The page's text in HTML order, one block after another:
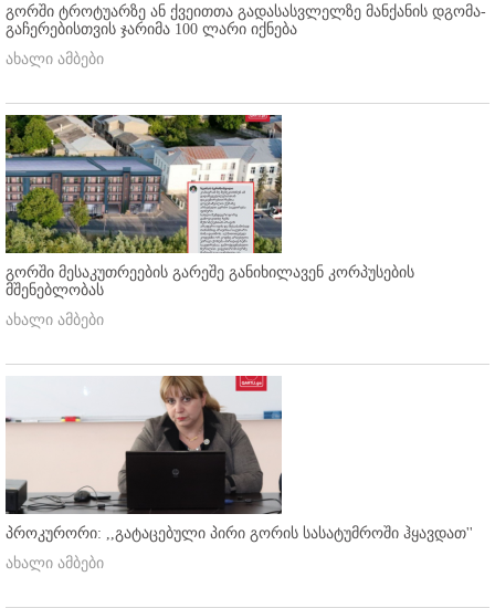
გორში ტროტუარზე ან ქვეითთა გადასასვლელზე მანქანის დგომა-
გაჩერებისთვის ჯარიმა 100 ლარი იქნება
ახალი ამბები
გორში მესაკუთრეების გარეშე განიხილავენ კორპუსების
მშენებლობას
ახალი ამბები
პროკურორი: ,,გატაცებული პირი გორის სასატუმროში ჰყავდათ''
ახალი ამბები